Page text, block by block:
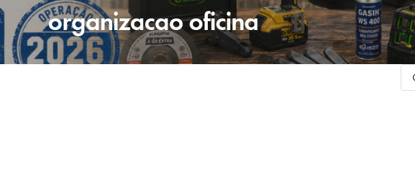
organizacao oficina